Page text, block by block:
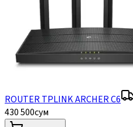
ROUTER TPLINK ARCHER C6
430 500сум